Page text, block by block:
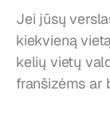
Jei jūsų
kiekvieną
kelių vietų
franšizėms ar